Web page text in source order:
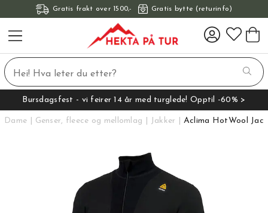
Gratis frakt over 1500,- Gratis bytte (returinfo)
Bursdagsfest - vi feirer 14 år med turglede! Opptil -60% >
Dame Genser, fleece og mellomlag Jakker Aclima HotWool